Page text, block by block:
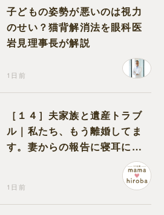
子どもの姿勢が悪いのは視力
のせい？猫背解消法を眼科医
岩見理事長が解説
1日前
［１４］夫家族と遺産トラブ
ル｜私たち、もう離婚してま
す。妻からの報告に寝耳に水
1日前